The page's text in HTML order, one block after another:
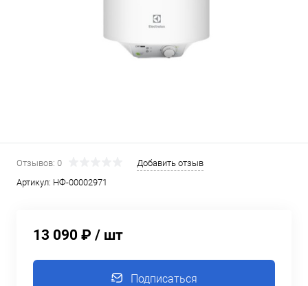
Отзывов: 0
Добавить отзыв
Артикул: НФ-00002971
13 090 ₽ / шт
Подписаться